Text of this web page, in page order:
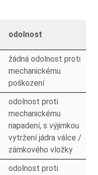
odolnost
žádná odolnost proti
mechanickému
poškození
odolnost proti
mechanickému
napadení, s výjimkou
vytržení jádra válce /
zámkového vložky
odolnost proti